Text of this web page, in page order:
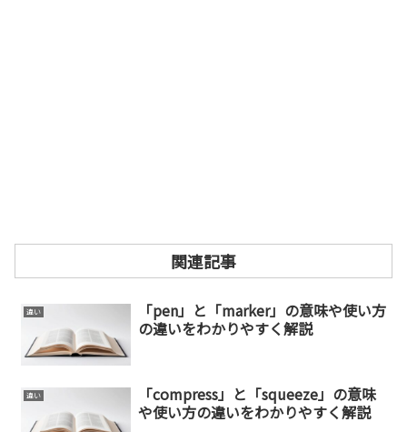
関連記事
違い
「pen」と「marker」の意味や使い方
の違いをわかりやすく解説
違い
「compress」と「squeeze」の意味
や使い方の違いをわかりやすく解説